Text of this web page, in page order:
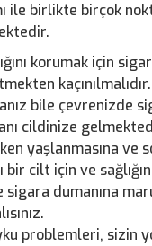
ile birlikte birçok
korumak için
bile çevrenizde
cildinize
yaşlanmasına ve
bir cilt için ve
sigara dumanına
problemleri, sizin